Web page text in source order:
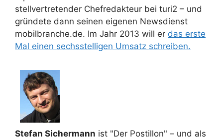
stellvertretender Chefredakteur bei turi2 – und
gründete dann seinen eigenen Newsdienst
mobilbranche.de. Im Jahr 2013 will er das erste
Mal einen sechsstelligen Umsatz schreiben.
Stefan Sichermann ist "Der Postillon" – und als